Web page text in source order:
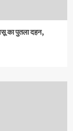
का पुतला दहन,